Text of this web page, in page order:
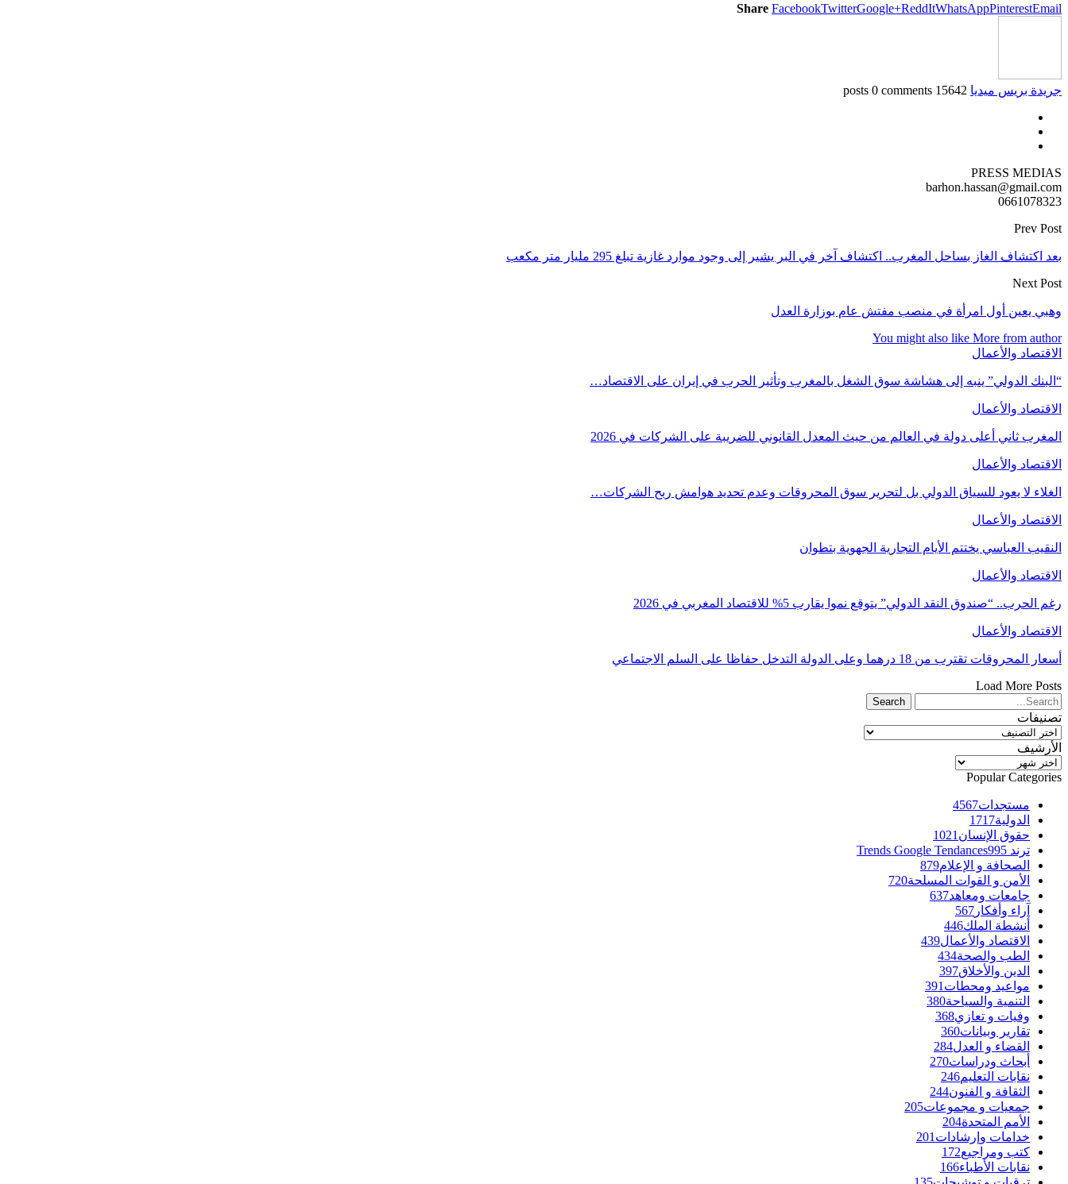
Share FacebookTwitterGoogle+ReddItWhatsAppPinterestEmail
جريدة بريس ميديا 15642 posts
0 comments
PRESS MEDIAS
barhon.hassan@gmail.com
0661078323
Prev Post
بعد اكتشاف الغاز بساحل المغرب.. اكتشاف آخر في البر يشير إلى وجود موارد غازية تبلغ 295 مليار متر مكعب
Next Post
وهبي يعين أول امرأة في منصب مفتش عام بوزارة العدل
You might also like More from author
الاقتصاد والأعمال
“البنك الدولي” ينبه إلى هشاشة سوق الشغل بالمغرب وتأثير الحرب في إيران على الاقتصاد…
الاقتصاد والأعمال
المغرب ثاني أعلى دولة في العالم من حيث المعدل القانوني للضريبة على الشركات في 2026
الاقتصاد والأعمال
الغلاء لا يعود للسياق الدولي بل لتحرير سوق المحروقات وعدم تحديد هوامش ربح الشركات…
الاقتصاد والأعمال
النقيب العباسي يختتم الأيام التجارية الجهوية بتطوان
الاقتصاد والأعمال
رغم الحرب.. “صندوق النقد الدولي” يتوقع نموا يقارب 5% للاقتصاد المغربي في 2026
الاقتصاد والأعمال
أسعار المحروقات تقترب من 18 درهما وعلى الدولة التدخل حفاظا على السلم الاجتماعي
Load More Posts
تصنيفات
تصنيفات
الأرشيف
الأرشيف
Popular Categories
مستجدات4567
الدولية1717
حقوق الإنسان 1021
ترند Trends Google Tendances 995
الصحافة و الإعلام879
الأمن و القوات المسلحة720
جامعات ومعاهد637
آراء وأفكار 567
أنشطة الملك446
الاقتصاد والأعمال439
الطب والصحة434
الدين والأخلاق397
مواعيد ومحطات 391
التنمية والسياحة380
وفيات و تعازي368
تقارير وبيانات360
القضاء و العدل284
أبحاث ودراسات270
نقابات التعليم246
الثقافة و الفنون244
جمعيات و مجموعات205
الأمم المتحدة204
خدامات وإرشادات 201
كتب ومراجيع172
نقابات الأطباء166